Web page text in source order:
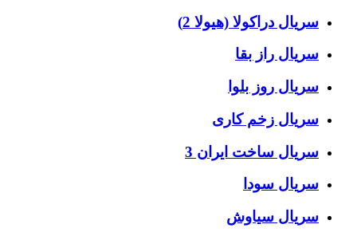
سریال دراکولا (هیولا 2)
سریال راز بقا
سریال روز بلوا
سریال زخم کاری
سریال ساخت ایران 3
سریال سودا
سریال سیاوش